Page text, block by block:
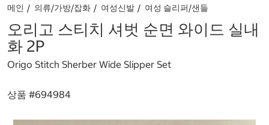
기메인 의류/가방/잡화 여성신발 여성 슬리퍼/샌들
오리고 스티치 셔벗 순면 와이드 실내
화 2P
Origo Stitch Sherber Wide Slipper Set
상품 #694984